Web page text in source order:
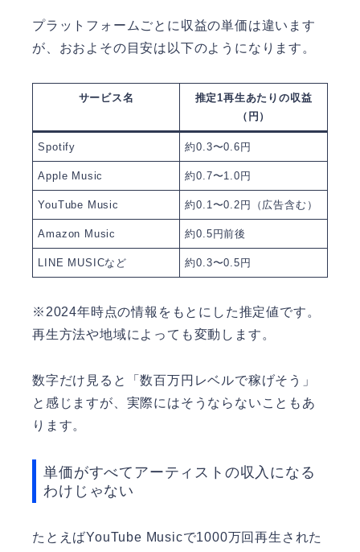
プラットフォームごとに収益の単価は違います
が、おおよその目安は以下のようになります。
サービス名
推定1再生あたりの収益
（円）
Spotify 約0.3〜0.6円
Apple Music 約0.7〜1.0円
YouTube Music 約0.1〜0.2円（広告含む）
Amazon Music 約0.5円前後
LINE MUSICなど 約0.3〜0.5円
※2024年時点の情報をもとにした推定値です。
再生方法や地域によっても変動します。
数字だけ見ると「数百万円レベルで稼げそう」
と感じますが、実際にはそうならないこともあ
ります。
単価がすべてアーティストの収入になる
わけじゃない
たとえばYouTube Musicで1000万回再生された